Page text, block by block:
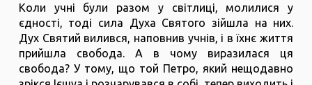
Коли учні були разом у світлиці, молилися у
єдності, тоді сила Духа Святого зійшла на них.
Дух Святий вилився, наповнив учнів, і в їхнє життя
прийшла свобода. А в чому виразилася ця
свобода? У тому, що той Петро, ​​який нещодавно